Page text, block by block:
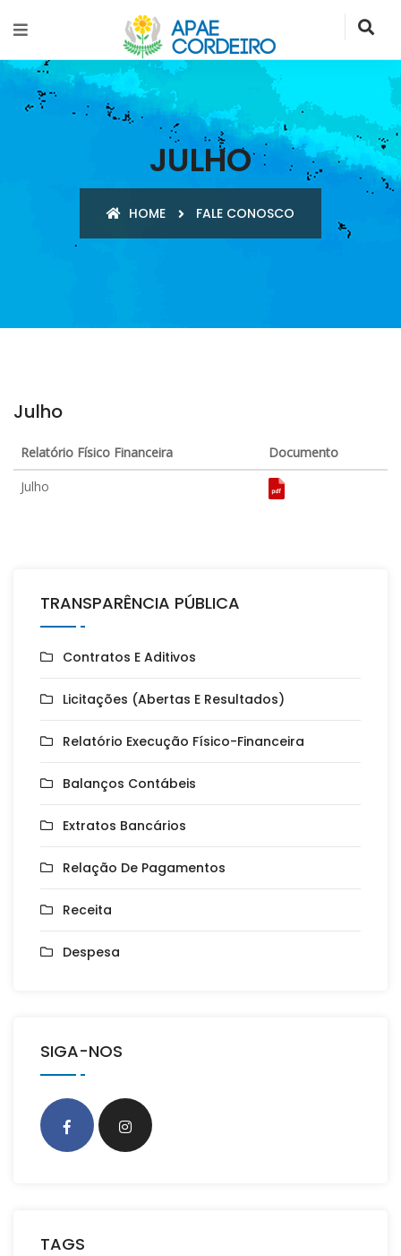
JULHO
HOME FALE CONOSCO
Julho
Relatório Físico Financeira
Documento
Julho
TRANSPARÊNCIA PÚBLICA
Contratos E Aditivos
Licitações (Abertas E Resultados)
Relatório Execução Físico-Financeira
Balanços Contábeis
Extratos Bancários
Relação De Pagamentos
Receita
Despesa
SIGA-NOS
TAGS